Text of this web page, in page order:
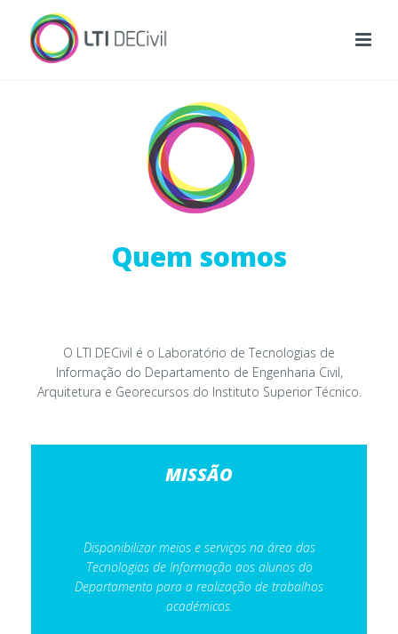
Quem somos
O LTI DECivil é o Laboratório de Tecnologias de
Informação do Departamento de Engenharia Civil,
Arquitetura e Georecursos do Instituto Superior Técnico.
MISSÃO
Disponibilizar meios e serviços na área das
Tecnologias de Informação aos alunos do
Departamento para a realização de trabalhos
académicos.